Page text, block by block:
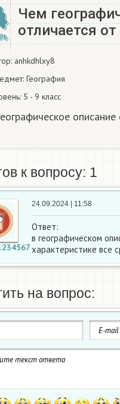
Чем
отличается
anhkdhlxy8
География
5 - 9 класс
к вопросу: 1
24.09.2024 | 11:58
Ответ:
в географическом
характеристике все
на вопрос: